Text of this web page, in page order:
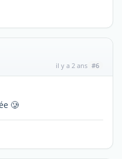
il y a 2 ans #6
🥲